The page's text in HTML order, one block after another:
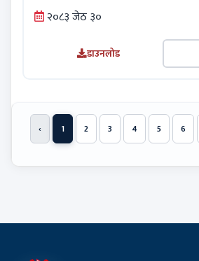
२०८३ जेठ ३०
डाउनलोड
‹ 1 2 3 4 5 6